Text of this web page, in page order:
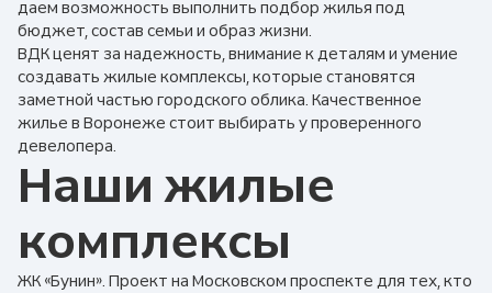
даем возможность выполнить подбор жилья под
бюджет, состав семьи и образ жизни.
ВДК ценят за надежность, внимание к деталям и умение
создавать жилые комплексы, которые становятся
заметной частью городского облика. Качественное
жилье в Воронеже стоит выбирать у проверенного
девелопера.
Наши жилые
комплексы
ЖК «Бунин». Проект на Московском проспекте для тех, кто